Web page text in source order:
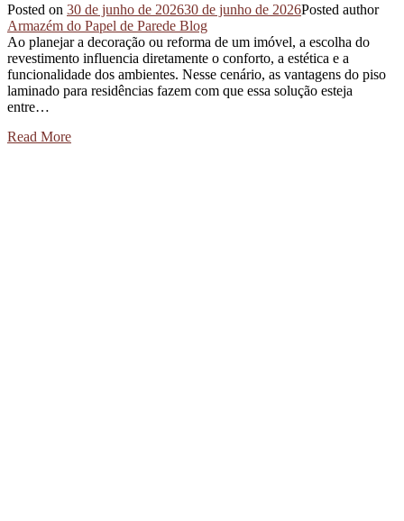
Posted on 30 de junho de 202630 de junho de 2026Posted author
Armazém do Papel de Parede Blog
Ao planejar a decoração ou reforma de um imóvel, a escolha do
revestimento influencia diretamente o conforto, a estética e a
funcionalidade dos ambientes. Nesse cenário, as vantagens do piso
laminado para residências fazem com que essa solução esteja
entre…
Read More